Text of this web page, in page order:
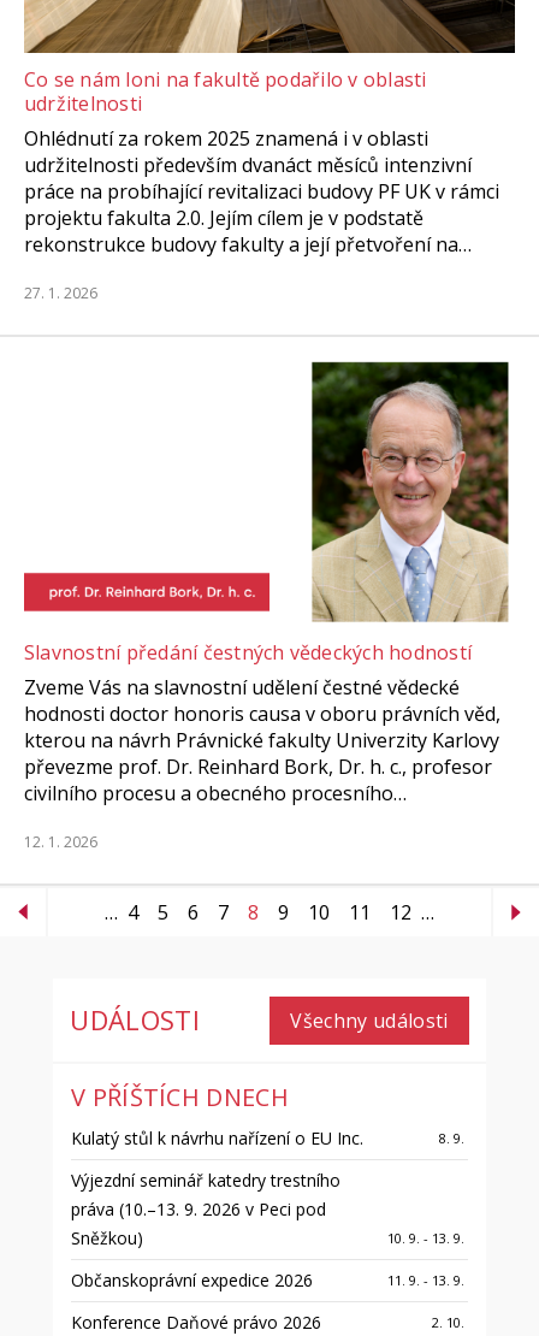
Co se nám loni na fakultě podařilo v oblasti
udržitelnosti
Ohlédnutí za rokem 2025 znamená i v oblasti
udržitelnosti především dvanáct měsíců intenzivní
práce na probíhající revitalizaci budovy PF UK v rámci
projektu fakulta 2.0. Jejím cílem je v podstatě
rekonstrukce budovy fakulty a její přetvoření na…
27. 1. 2026
Slavnostní předání čestných vědeckých hodností
Zveme Vás na slavnostní udělení čestné vědecké
hodnosti doctor honoris causa v oboru právních věd,
kterou na návrh Právnické fakulty Univerzity Karlovy
převezme prof. Dr. Reinhard Bork, Dr. h. c., profesor
civilního procesu a obecného procesního…
12. 1. 2026
… 4 5 6 7 8 9 10 11 12 …
UDÁLOSTI Všechny události
V PŘÍŠTÍCH DNECH
Kulatý stůl k návrhu nařízení o EU Inc. 8. 9.
Výjezdní seminář katedry trestního
práva (10.–13. 9. 2026 v Peci pod
Sněžkou)
10. 9. - 13. 9.
Občanskoprávní expedice 2026 11. 9. - 13. 9.
Konference Daňové právo 2026 2. 10.